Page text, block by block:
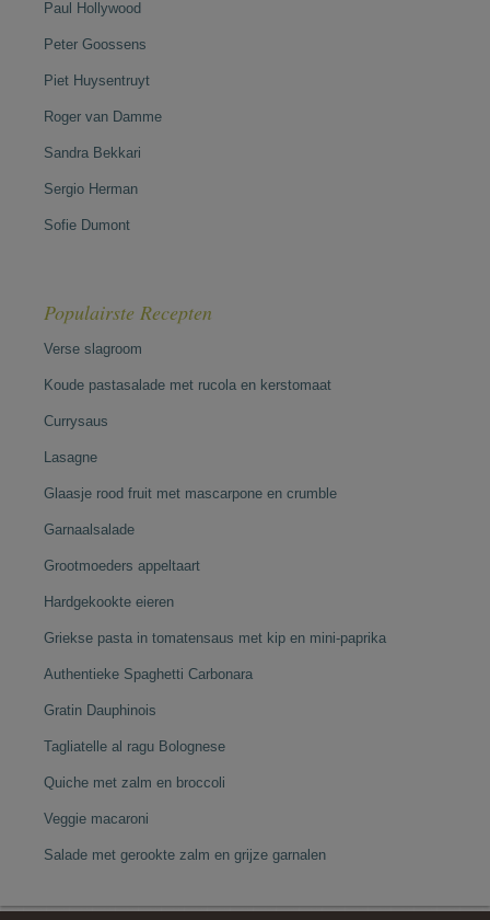
Paul Hollywood
Peter Goossens
Piet Huysentruyt
Roger van Damme
Sandra Bekkari
Sergio Herman
Sofie Dumont
Populairste Recepten
Verse slagroom
Koude pastasalade met rucola en kerstomaat
Currysaus
Lasagne
Glaasje rood fruit met mascarpone en crumble
Garnaalsalade
Grootmoeders appeltaart
Hardgekookte eieren
Griekse pasta in tomatensaus met kip en mini-paprika
Authentieke Spaghetti Carbonara
Gratin Dauphinois
Tagliatelle al ragu Bolognese
Quiche met zalm en broccoli
Veggie macaroni
Salade met gerookte zalm en grijze garnalen